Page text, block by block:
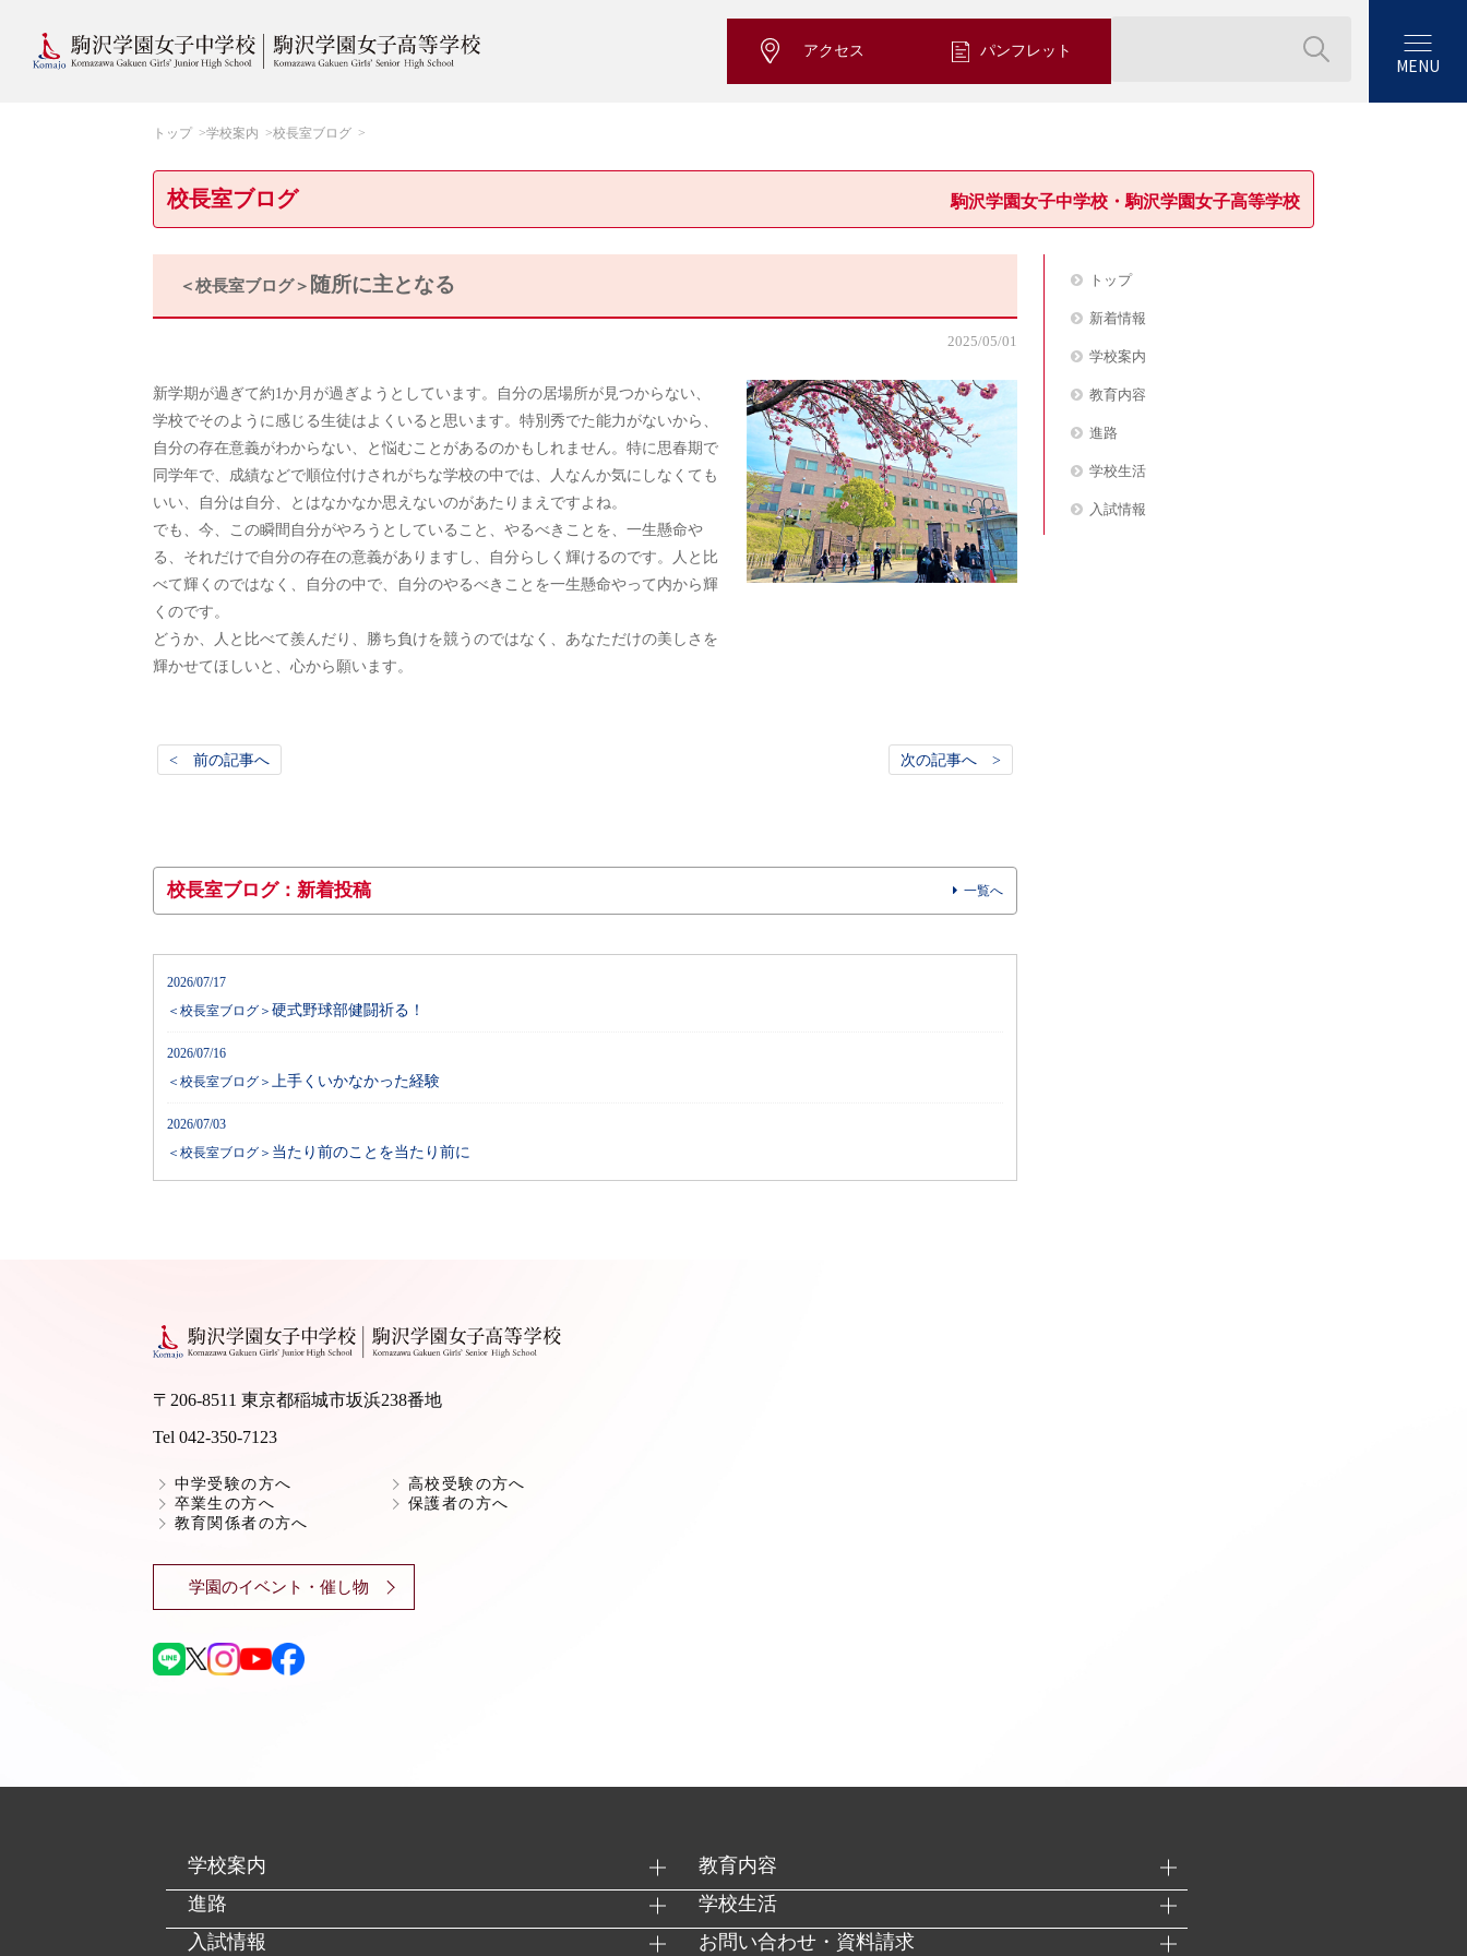
アクセス パンフレット
MENU
トップ 学校案内 校長室ブログ
校長室ブログ 駒沢学園女子中学校・駒沢学園女子高等学校
＜校長室ブログ＞ 随所に主となる
2025/05/01
新学期が過ぎて約1か月が過ぎようとしています。自分の居場所が見つからない、
学校でそのように感じる生徒はよくいると思います。特別秀でた能力がないから、
自分の存在意義がわからない、と悩むことがあるのかもしれません。特に思春期で
同学年で、成績などで順位付けされがちな学校の中では、人なんか気にしなくても
いい、自分は自分、とはなかなか思えないのがあたりまえですよね。
でも、今、この瞬間自分がやろうとしていること、やるべきことを、一生懸命や
る、それだけで自分の存在の意義がありますし、自分らしく輝けるのです。人と比
べて輝くのではなく、自分の中で、自分のやるべきことを一生懸命やって内から輝
くのです。
どうか、人と比べて羨んだり、勝ち負けを競うのではなく、あなただけの美しさを
輝かせてほしいと、心から願います。
< 前の記事へ 次の記事へ >
校長室ブログ：新着投稿 一覧へ
2026/07/17
＜校長室ブログ＞ 硬式野球部健闘祈る！
2026/07/16
＜校長室ブログ＞ 上手くいかなかった経験
2026/07/03
＜校長室ブログ＞ 当たり前のことを当たり前に
トップ
新着情報
学校案内
教育内容
進路
学校生活
入試情報
〒206-8511 東京都稲城市坂浜238番地
Tel 042-350-7123
中学受験の方へ
高校受験の方へ
卒業生の方へ
保護者の方へ
教育関係者の方へ
学園のイベント・催し物
学校案内
教育内容
進路
学校生活
入試情報
お問い合わせ・資料請求